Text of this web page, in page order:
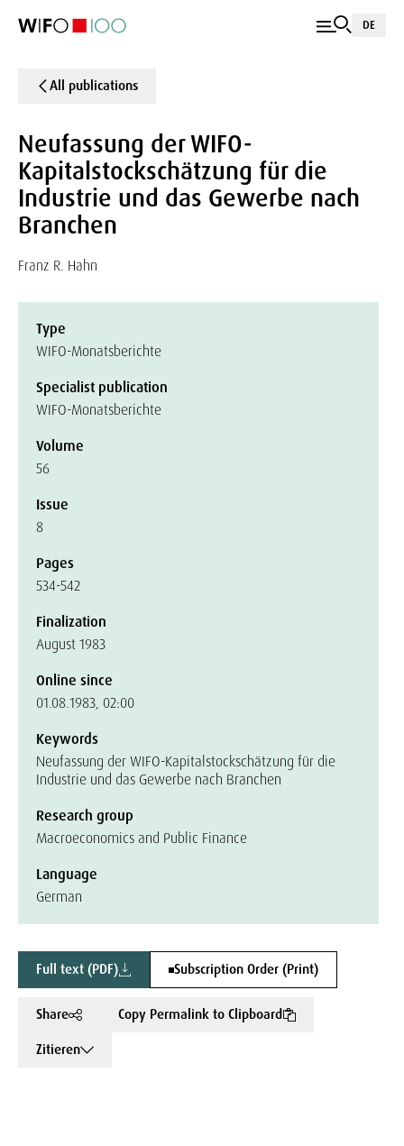
DE
All publications
Neufassung der WIFO-
Kapitalstockschätzung für die
Industrie und das Gewerbe nach
Branchen
Franz R. Hahn
Type
WIFO-Monatsberichte
Specialist publication
WIFO-Monatsberichte
Volume
56
Issue
8
Pages
534-542
Finalization
August 1983
Online since
01.08.1983, 02:00
Keywords
Neufassung der WIFO-Kapitalstockschätzung für die
Industrie und das Gewerbe nach Branchen
Research group
Macroeconomics and Public Finance
Language
German
Full text (PDF) Subscription Order (Print)
Share
Copy Permalink to Clipboard
Zitieren